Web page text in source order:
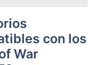
con los
War